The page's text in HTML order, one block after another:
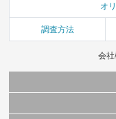
オ
調査方法
会
当サイトで公開されている情